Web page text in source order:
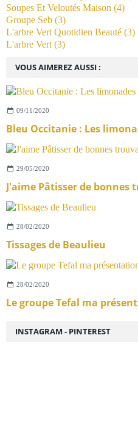
VOUS AIMEREZ AUSSI :
09/11/2020
Bleu Occitanie : Les
29/05/2020
28/02/2020
Tissages de Beaulieu
28/02/2020
Le groupe Tefal ma
Soupes Et Veloutés Maison (4)
Groupe Seb (3)
L'arbre Vert Quotidien Beauté (3)
L'arbre Vert (3)
INSTAGRAM - PINTEREST